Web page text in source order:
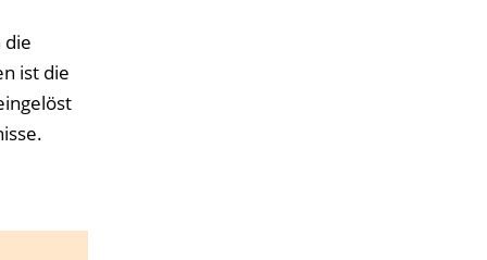
die
ist die